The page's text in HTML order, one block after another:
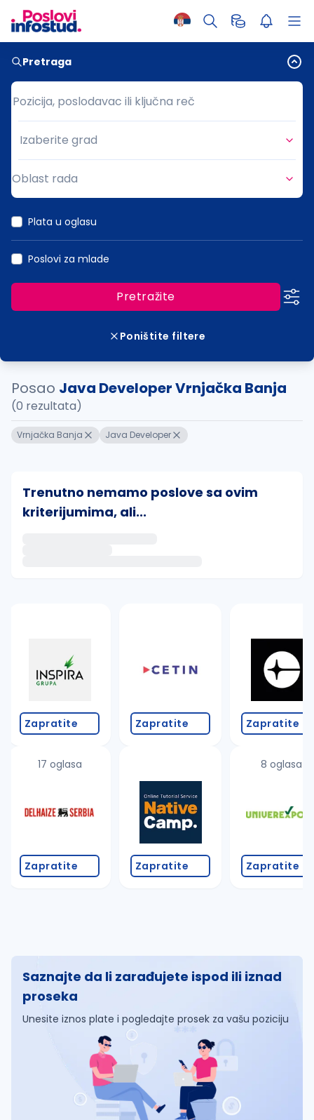
Pretraga
Pozicija, poslodavac ili ključna reč
Pozicija, poslodavac ili ključna reč
Grad
Izaberite grad
Oblast rada
Plata u oglasu
Poslovi za mlade
Pretražite
Poništite filtere
Posao Java Developer Vrnjačka Banja
(0 rezultata)
Vrnjačka Banja Java Developer
Trenutno nemamo poslove sa ovim
kriterijumima, ali...
Takođe možete da:
proverite pravopisne greške (koristite č, ć, š, đ,
promenite odabrane filtere pretrage
Zapratite
17 oglasa
Zapratite
Zapratite
Zapratite
Zapratite
8 oglasa
Zapratite
Saznajte da li zarađujete ispod ili iznad
proseka
Unesite iznos plate i pogledajte prosek za vašu poziciju